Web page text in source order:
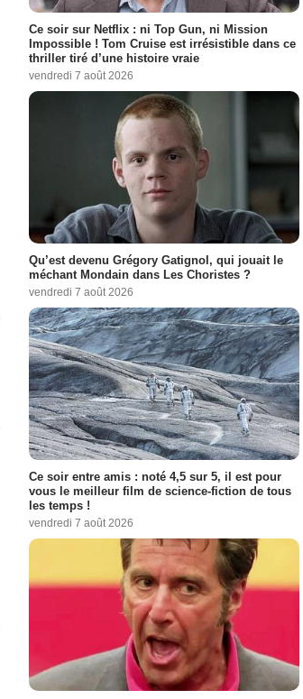
Ce soir sur Netflix : ni Top Gun, ni Mission
Impossible ! Tom Cruise est irrésistible dans ce
thriller tiré d’une histoire vraie
vendredi 7 août 2026
Qu’est devenu Grégory Gatignol, qui jouait le
méchant Mondain dans Les Choristes ?
vendredi 7 août 2026
Ce soir entre amis : noté 4,5 sur 5, il est pour
vous le meilleur film de science-fiction de tous
les temps !
vendredi 7 août 2026